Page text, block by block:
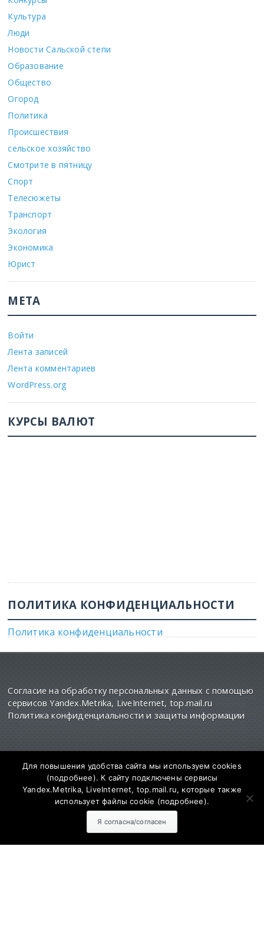
Культура
Люди
Новости Сальской степи
Образование
Общество
Огород
Политика
Происшествия
сельское хозяйство
Смотрите в пятницу
Спорт
Телесюжеты
Транспорт
Экология
Экономика
Юрист
МЕТА
Войти
Лента записей
Лента комментариев
WordPress.org
КУРСЫ ВАЛЮТ
ПОЛИТИКА КОНФИДЕНЦИАЛЬНОСТИ
Политика конфиденциальности
Согласие на обработку персональных данных с помощью
сервисов Yandex.Metrika, LiveInternet, top.mail.ru
Политика конфиденциальности и защиты информации
СМИ Сетевое издание "SalskNews" зарегистрировано
федеральной службе по надзору
в сфере связи информационных технологий и
массовых коммуникаций (РОСКОМНАДЗОР)
Для повышения удобства сайта мы используем cookies
(подробнее). К сайту подключены сервисы
Yandex.Metrika, LiveInternet, top.mail.ru, которые также
использует файлы cookie (подробнее).
Я согласна/согласен